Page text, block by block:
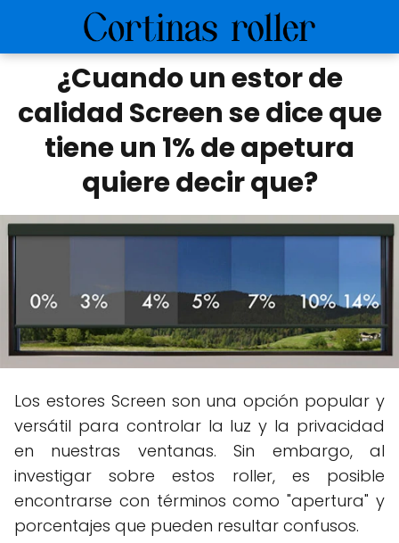
¿Cuando un estor de
calidad Screen se dice que
tiene un 1% de apetura
quiere decir que?
Los estores Screen son una opción popular y
versátil para controlar la luz y la privacidad
en nuestras ventanas. Sin embargo, al
investigar sobre estos roller, es posible
encontrarse con términos como "apertura" y
porcentajes que pueden resultar confusos.